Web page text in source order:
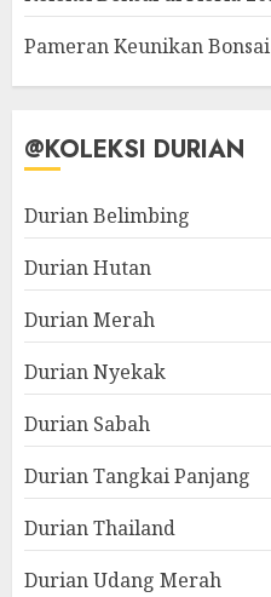
Pameran Keunikan Bonsai
@KOLEKSI DURIAN
Durian Belimbing
Durian Hutan
Durian Merah
Durian Nyekak
Durian Sabah
Durian Tangkai Panjang
Durian Thailand
Durian Udang Merah